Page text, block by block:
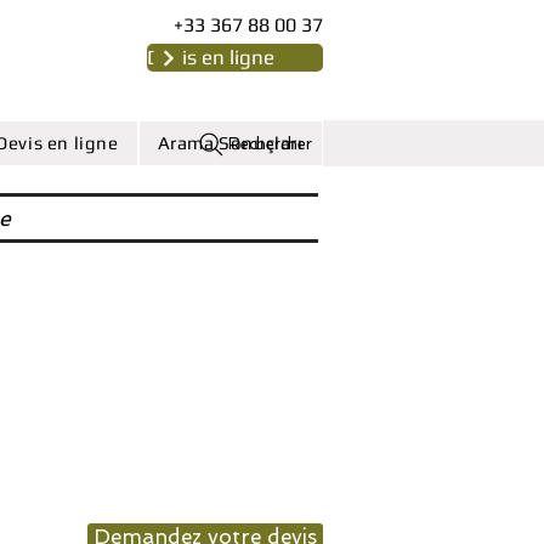
+33 367 88 00 37
Devis en ligne
en ligne Arama Sonuçları
Rechercher
Demandez votre devis